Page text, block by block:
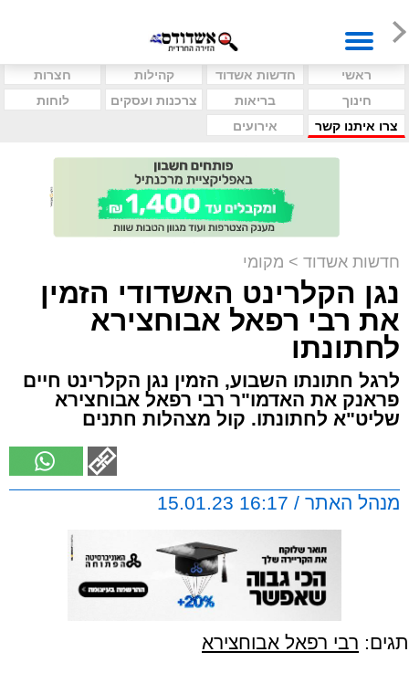
ראשי חדשות אשדוד קהילות
חצרות
חינוך
בריאות צרכנות ועסקים
לוחות
צרו איתנו קשר
אירועים
חדשות אשדוד > מקומי
נגן הקלרינט האשדודי הזמין
את רבי רפאל אבוחצירא
לחתונתו
לרגל חתונתו השבוע, הזמין נגן הקלרינט חיים
פראנק את האדמו"ר רבי רפאל אבוחצירא
שליט"א לחתונתו. קול מצהלות חתנים
מנהל האתר / 16:17 15.01.23
תגים: רבי רפאל אבוחצירא